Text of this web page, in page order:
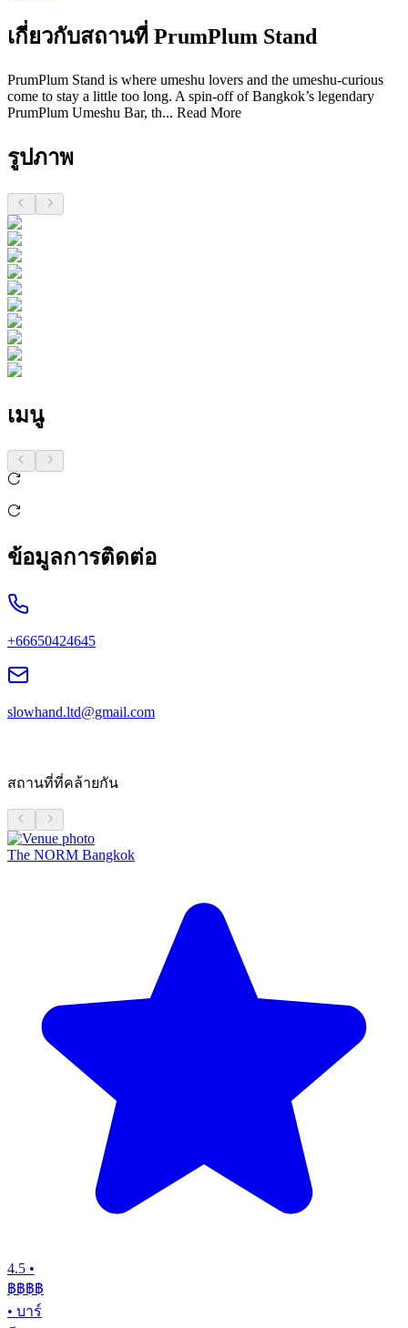
เกี่ยวกับสถานที่ PrumPlum Stand
PrumPlum Stand is where umeshu lovers and the umeshu-curious
come to stay a little too long. A spin-off of Bangkok’s legendary
PrumPlum Umeshu Bar, th... Read More
รูปภาพ
เมนู
ข้อมูลการติดต่อ
+66650424645
slowhand.ltd@gmail.com
สถานที่ที่คล้ายกัน
The NORM Bangkok
4.5 •
฿฿฿฿
• บาร์